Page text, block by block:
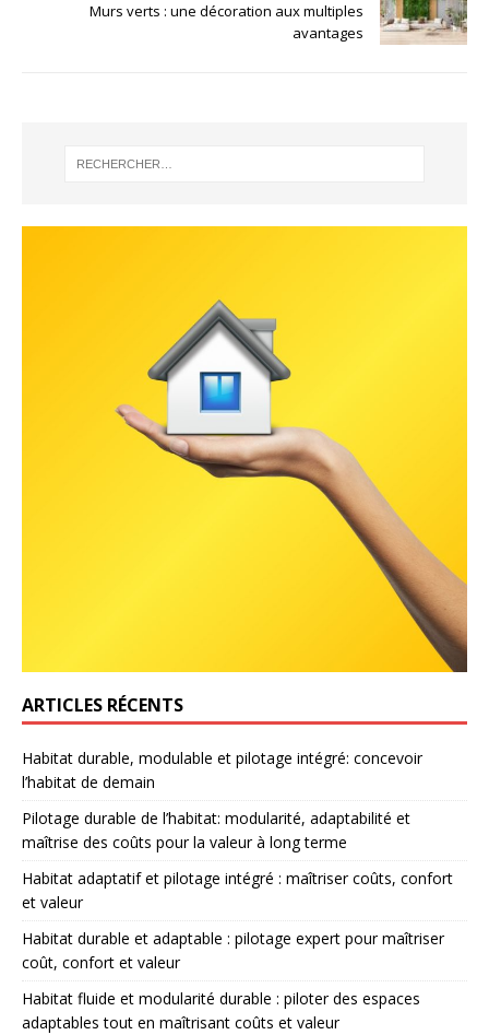
Murs verts : une décoration aux multiples
avantages
ARTICLES RÉCENTS
Habitat durable, modulable et pilotage intégré: concevoir
l’habitat de demain
Pilotage durable de l’habitat: modularité, adaptabilité et
maîtrise des coûts pour la valeur à long terme
Habitat adaptatif et pilotage intégré : maîtriser coûts, confort
et valeur
Habitat durable et adaptable : pilotage expert pour maîtriser
coût, confort et valeur
Habitat fluide et modularité durable : piloter des espaces
adaptables tout en maîtrisant coûts et valeur